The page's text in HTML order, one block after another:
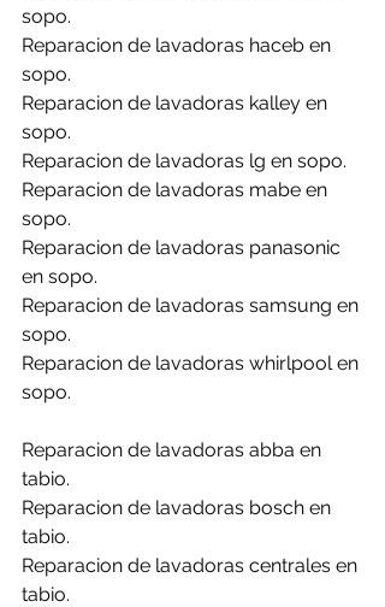
sopo.
Reparacion de lavadoras haceb en
sopo.
Reparacion de lavadoras kalley en
sopo.
Reparacion de lavadoras lg en sopo.
Reparacion de lavadoras mabe en
sopo.
Reparacion de lavadoras panasonic
en sopo.
Reparacion de lavadoras samsung en
sopo.
Reparacion de lavadoras whirlpool en
sopo.
Reparacion de lavadoras abba en
tabio.
Reparacion de lavadoras bosch en
tabio.
Reparacion de lavadoras centrales en
tabio.